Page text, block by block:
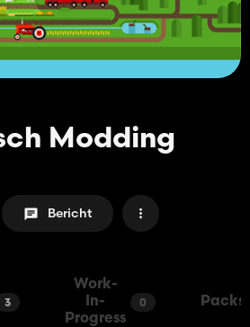
Modding
Bericht
3
Work-
In-
Progress
0 Packs